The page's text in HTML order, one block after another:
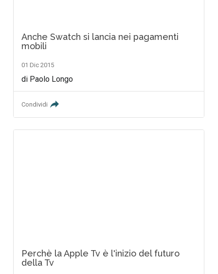
Anche Swatch si lancia nei pagamenti
mobili
01 Dic 2015
di Paolo Longo
Condividi
Perchè la Apple Tv è l'inizio del futuro
della Tv